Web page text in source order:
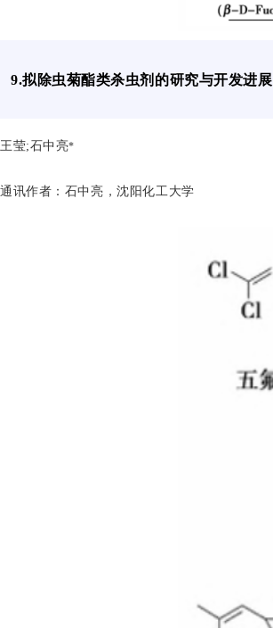
9.拟除虫菊酯类杀虫剂的研究与开发进展
王莹;石中亮*
通讯作者 ： 石中亮 ，沈阳化工大学